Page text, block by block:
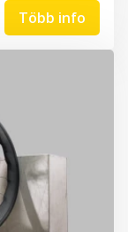
Több info